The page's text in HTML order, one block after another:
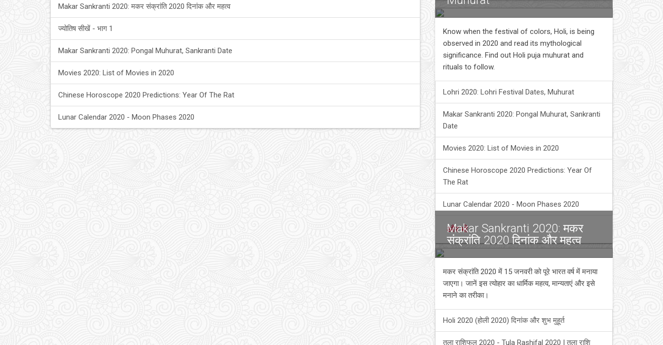
Makar Sankranti 2020: मकर संक्रांति 2020 दिनांक और महत्व
ज्योतिष सीखें - भाग 1
Makar Sankranti 2020: Pongal Muhurat, Sankranti Date
Movies 2020: List of Movies in 2020
Chinese Horoscope 2020 Predictions: Year Of The Rat
Lunar Calendar 2020 - Moon Phases 2020
Know when the festival of colors, Holi, is being
observed in 2020 and read its mythological
significance. Find out Holi puja muhurat and
rituals to follow.
Lohri 2020: Lohri Festival Dates, Muhurat
Makar Sankranti 2020: Pongal Muhurat, Sankranti
Date
Movies 2020: List of Movies in 2020
Chinese Horoscope 2020 Predictions: Year Of
The Rat
Lunar Calendar 2020 - Moon Phases 2020
और भी
Makar Sankranti 2020: मकर
संक्रांति 2020 दिनांक और महत्व
मकर संक्रांति 2020 में 15 जनवरी को पूरे भारत वर्ष में मनाया
जाएगा। जानें इस त्योहार का धार्मिक महत्व, मान्यताएं और इसे
मनाने का तरीका।
Holi 2020 (होली 2020) दिनांक और शुभ मुहूर्त
तुला राशिफल 2020 - Tula Rashifal 2020 | तुला राशि